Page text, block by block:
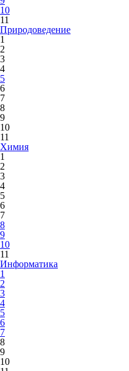
10
11
Природоведение
1
2
3
4
5
6
7
8
9
10
11
Химия
1
2
3
4
5
6
7
8
9
10
11
Информатика
1
2
3
4
5
6
7
8
9
10